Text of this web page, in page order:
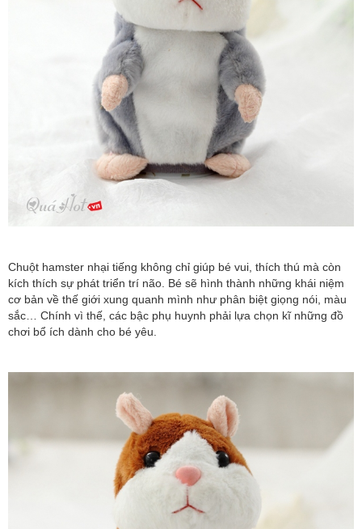
Chuột hamster nhại tiếng không chỉ giúp bé vui, thích thú mà còn
kích thích sự phát triển trí não. Bé sẽ hình thành những khái niệm
cơ bản về thế giới xung quanh mình như phân biệt giọng nói, màu
sắc… Chính vì thế, các bậc phụ huynh phải lựa chọn kĩ những đồ
chơi bổ ích dành cho bé yêu.